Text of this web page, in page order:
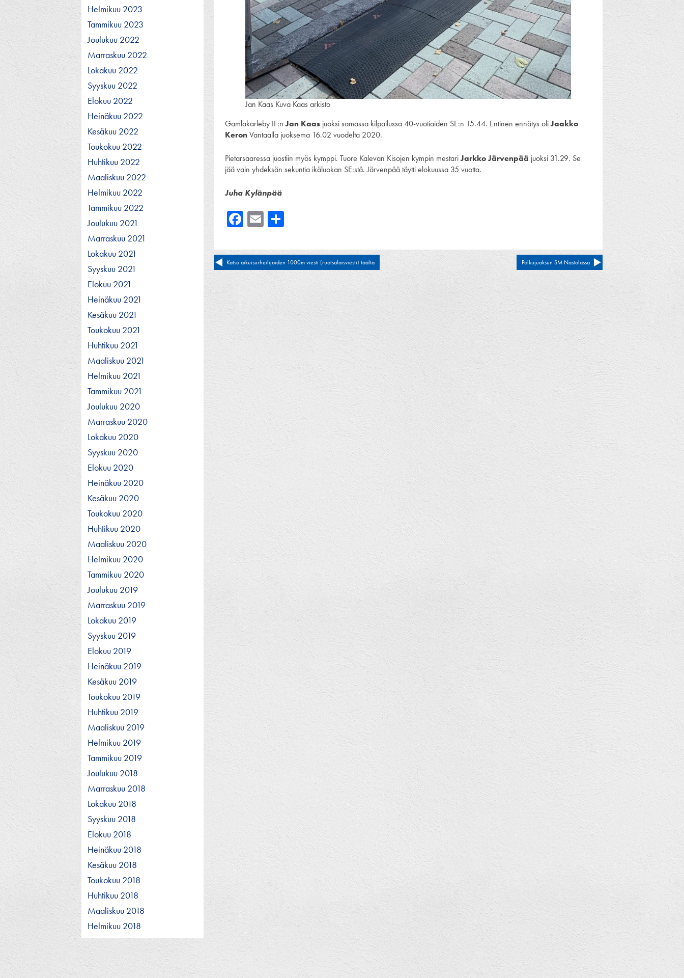
Helmikuu 2023
Tammikuu 2023
Joulukuu 2022
Marraskuu 2022
Lokakuu 2022
Syyskuu 2022
Elokuu 2022
Heinäkuu 2022
Kesäkuu 2022
Toukokuu 2022
Huhtikuu 2022
Maaliskuu 2022
Helmikuu 2022
Tammikuu 2022
Joulukuu 2021
Marraskuu 2021
Lokakuu 2021
Syyskuu 2021
Elokuu 2021
Heinäkuu 2021
Kesäkuu 2021
Toukokuu 2021
Huhtikuu 2021
Maaliskuu 2021
Helmikuu 2021
Tammikuu 2021
Joulukuu 2020
Marraskuu 2020
Lokakuu 2020
Syyskuu 2020
Elokuu 2020
Heinäkuu 2020
Kesäkuu 2020
Toukokuu 2020
Huhtikuu 2020
Maaliskuu 2020
Helmikuu 2020
Tammikuu 2020
Joulukuu 2019
Marraskuu 2019
Lokakuu 2019
Syyskuu 2019
Elokuu 2019
Heinäkuu 2019
Kesäkuu 2019
Toukokuu 2019
Huhtikuu 2019
Maaliskuu 2019
Helmikuu 2019
Tammikuu 2019
Joulukuu 2018
Marraskuu 2018
Lokakuu 2018
Syyskuu 2018
Elokuu 2018
Heinäkuu 2018
Kesäkuu 2018
Toukokuu 2018
Huhtikuu 2018
Maaliskuu 2018
Helmikuu 2018
Jan Kaas Kuva Kaas arkisto
Gamlakarleby IF:nJan Kaas juoksi samassa kilpailussa 40-vuotiaiden SE:n 15.44. Entinen ennätys oliJaakko
KeronVantaalla juoksema 16.02 vuodelta 2020.
Pietarsaaressa juostiin myös kymppi. Tuore Kalevan Kisojen kympin mestariJarkko Järvenpää juoksi 31.29. Se
jää vain yhdeksän sekuntia ikäluokan SE:stä. Järvenpää täytti elokuussa 35 vuotta.
Juha Kylänpää
Facebook
Email
Artikkelien
selaus
Katso aikuisurheilijoiden 1000m viesti (ruotsalaisviesti) täältä Polkujuoksun SM Nastolassa